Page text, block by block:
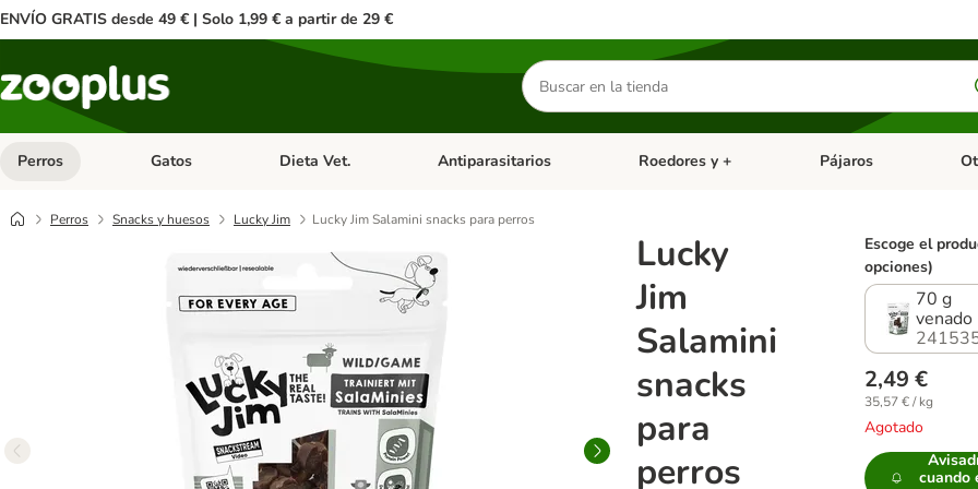
ENVÍO GRATIS desde 49 € | Solo 1,99 € a partir de 29 €
Buscar
productos
Perros Menú de categoria abierto: Perros
Gatos Menú de categoria abierto: Gatos
Dieta Vet. Menú de categoria abierto: Dieta Vet.
Antiparasitarios Menú de categoria abierto: Antiparasitarios
Roedores y + Menú de categoria
Pájaros
Perros Snacks y huesos Lucky Jim Lucky Jim Salamini snacks para perros
Lucky
Jim
Salamini
snacks
para
perros
Escoge el
opciones)
70 g
venado
2,49 €
35,57 € / kg
Agotado
cuando